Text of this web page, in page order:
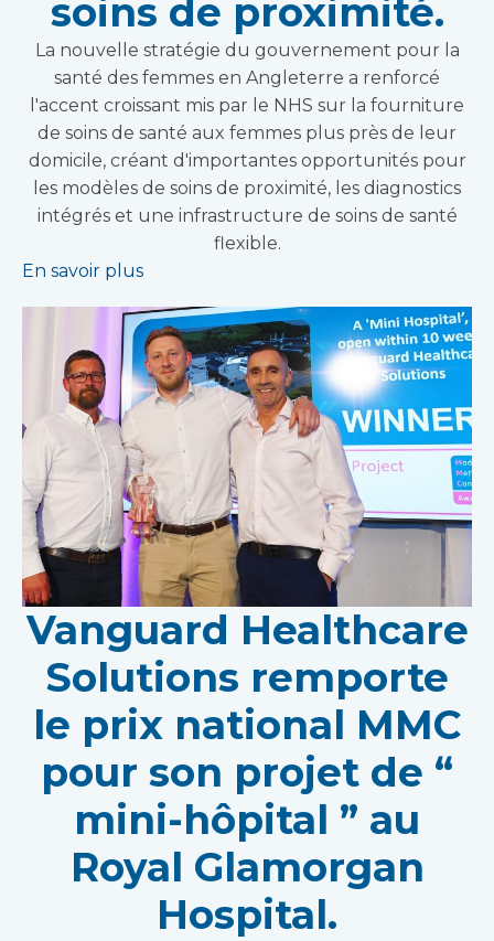
soins de proximité.
La nouvelle stratégie du gouvernement pour la
santé des femmes en Angleterre a renforcé
l'accent croissant mis par le NHS sur la fourniture
de soins de santé aux femmes plus près de leur
domicile, créant d'importantes opportunités pour
les modèles de soins de proximité, les diagnostics
intégrés et une infrastructure de soins de santé
flexible.
En savoir plus
Vanguard Healthcare
Solutions remporte
le prix national MMC
pour son projet de “
mini-hôpital ” au
Royal Glamorgan
Hospital.